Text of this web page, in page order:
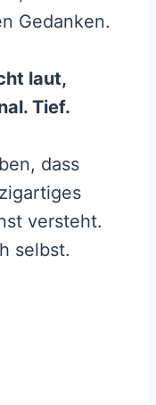
Gedanken.
laut,
Tief.
dass
versteht.
selbst.